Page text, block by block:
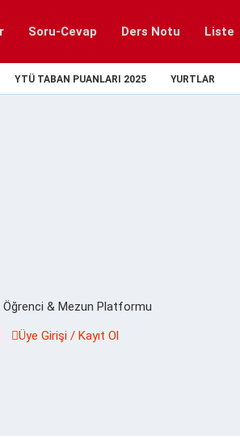
Soru-Cevap Ders Notu Liste
YTÜ TABAN PUANLARI 2025 YURTLAR
Öğrenci & Mezun Platformu
Üye Girişi / Kayıt Ol